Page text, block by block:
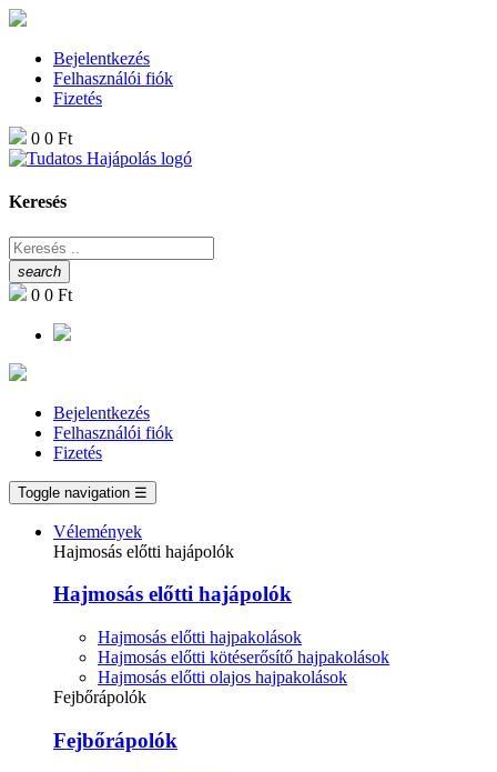
Bejelentkezés
Felhasználói fiók
Fizetés
0 0 Ft
Keresés
search
0 0 Ft
Bejelentkezés
Felhasználói fiók
Fizetés
Toggle navigation ☰
Vélemények
Hajmosás előtti hajápolók
Hajmosás előtti hajápolók
Hajmosás előtti hajpakolások
Hajmosás előtti kötéserősítő hajpakolások
Hajmosás előtti olajos hajpakolások
Fejbőrápolók
Fejbőrápolók